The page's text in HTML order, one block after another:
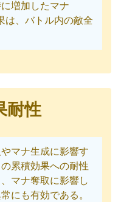
増加したマナ
は、バトル内の敵全
耐性
マナ生成に影響す
累積効果への耐性
マナ奪取に影響し
にも有効である。